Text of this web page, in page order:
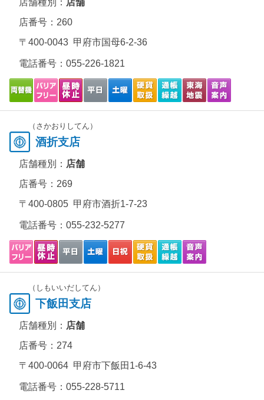
店舗種別： 店舗
店番号：260
〒400-0043 甲府市国母6-2-36
電話番号： 055-226-1821
（さかおりしてん）
酒折支店
店舗種別： 店舗
店番号：269
〒400-0805 甲府市酒折1-7-23
電話番号： 055-232-5277
（しもいいだしてん）
下飯田支店
店舗種別： 店舗
店番号：274
〒400-0064 甲府市下飯田1-6-43
電話番号： 055-228-5711